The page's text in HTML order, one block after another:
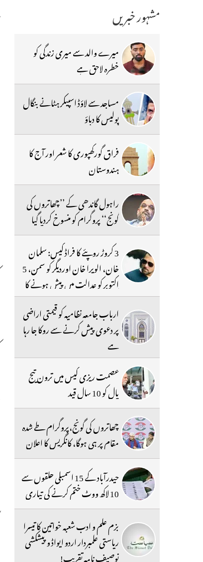
مشہور خبریں
میرے والد سے میری زندگی کو
خطرہ لاحق ہے
مساجد سے لاؤڈ اسپیکر ہٹانے بنگال
پولیس کا دباؤ
فراق گورکھپوری کا شعر اور آج کا
ہندوستان
راہول گاندھی کے ’’چھاتروں کی
گونج‘‘ پروگرام کو منسوخ کردیا گیا
3 کروڑ روپئے کا فراڈ کیس: سلمان
خان، الویرا خان اوردیگر کو سمن، 5
اکتوبر کو عدالت میں پیش ہونے کا
حکم
ارباب جامعہ نظامیہ کو قیمتی اراضی
پر دعوی پیش کرنے سے روکا جا رہا
ہے
عصمت ریزی کیس میں ترون تیج
پال کو 10 سال قید
چھاتروں کی گونج،پروگرام طے شدہ
مقام پر ہی ہوگا، کانگریس کا اعلان
حیدرآباد کے 15 اسمبلی حلقوں سے
10 لاکھ ووٹ ختم کرنے کی تیاری
بزم علم و ادب شعبہ خواتین کا تیسرا
ریاستی علمبردار اردو ایواڈ و پیشکشی
توصیف نامہ تقریب!